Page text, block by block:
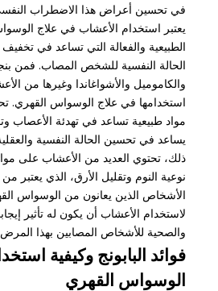
في تحسين أعراض هذا الاضطراب
يعتبر استخدام الأعشاب في علاج
الطبيعية والفعالة التي تساعد في
الحالة النفسية للشخص المصاب. فمن
والكاموميل والأشواغاندا وغيرها من
استخدامها في علاج الوسواس القهري.
مواد طبيعية تساعد في تهدئة الأعصاب
يساعد في تحسين الحالة النفسية
ذلك، تحتوي العديد من الأعشاب على
نوعية النوم وتقليل الأرق، الذي يعتبر
الأشخاص الذين يعانون من الوسواس
لاستخدام الأعشاب أن يكون له تأثير
والصحية للأشخاص المصابين بهذا
فوائد البابونج وكيفية
الوسواس القهري